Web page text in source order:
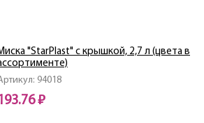
94018
"StarPlast" с крышкой, 2,7 л (цвета в
₽